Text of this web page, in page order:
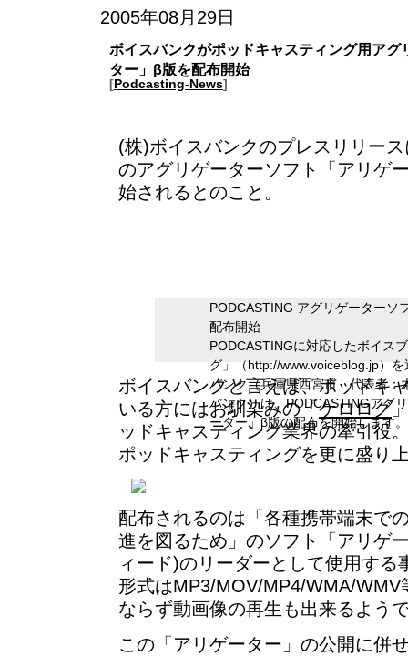
2005年08月29日
ボイスバンクがポッドキャスティング用アグ
ター」β版を配布開始
[Podcasting-News]
(株)ボイスバンクのプレスリリー
のアグリゲーターソフト「アリゲ
始されるとのこと。
PODCASTING アグリゲーターソ
配布開始
PODCASTINGに対応したボイス
グ」（http://www.voiceblog.jp）
バンク（兵庫県西宮市 代表者：
バンク）は、PODCASTINGアグ
ーター」β版の配布を開始します。
ボイスバンクと言えば、ポッドキ
いる方にはお馴染みの「ケロログ
ッドキャスティング業界の牽引役
ポッドキャスティングを更に盛り
配布されるのは「各種携帯端末で
進を図るため」のソフト「アリゲ
ィード)のリーダーとして使用する
形式はMP3/MOV/MP4/WMA/WMV
ならず動画像の再生も出来るよう
この「アリゲーター」の公開に併